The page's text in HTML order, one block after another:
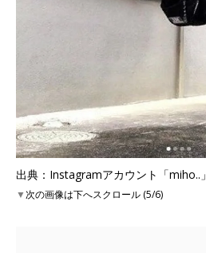
出典：Instagramアカウント「miho..」
▼次の画像は下へスクロール (5/6)